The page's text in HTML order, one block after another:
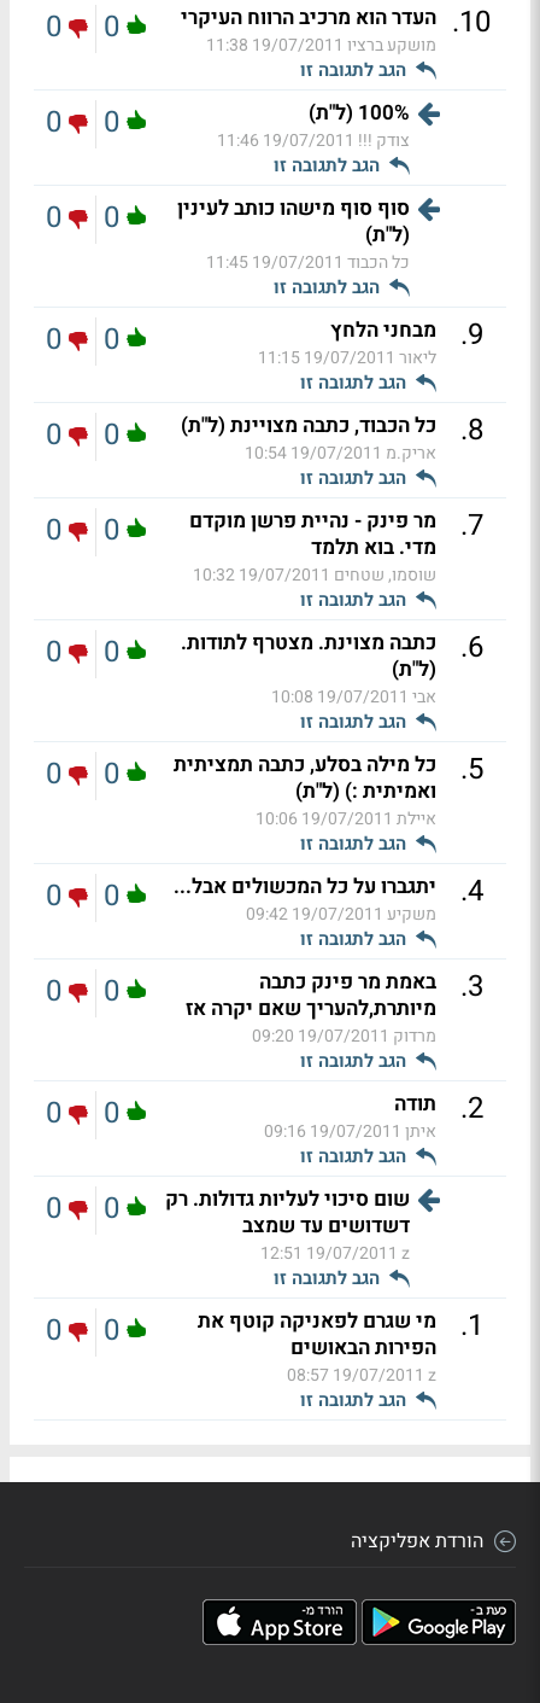
10
. העדר הוא מרכיב הרווח העיקרי
מושקע ברציו 19/07/2011 11:38
הגב לתגובה זו
0
0
100% (ל"ת)
צודק !!! 19/07/2011 11:46
הגב לתגובה זו
0
0
סוף סוף מישהו כותב לעינין
(ל"ת)
כל הכבוד 19/07/2011 11:45
הגב לתגובה זו
0
0
9
. מבחני הלחץ
ליאור 19/07/2011 11:15
הגב לתגובה זו
0
0
8
. כל הכבוד, כתבה מצויינת (ל"ת)
אריק.מ 19/07/2011 10:54
הגב לתגובה זו
0
0
7
.
מר פינק - נהיית פרשן מוקדם
מדי. בוא תלמד
שוסמו, שטחים 19/07/2011 10:32
הגב לתגובה זו
0
0
6
.
כתבה מצוינת. מצטרף לתודות.
(ל"ת)
אבי 19/07/2011 10:08
הגב לתגובה זו
0
0
5
.
כל מילה בסלע, כתבה תמציתית
ואמיתית :) (ל"ת)
איילת 19/07/2011 10:06
הגב לתגובה זו
0
0
4
. יתגברו על כל המכשולים אבל...
משקיע 19/07/2011 09:42
הגב לתגובה זו
0
0
3
.
באמת מר פינק כתבה
מיותרת,להעריך שאם יקרה אז
מרדוק 19/07/2011 09:20
הגב לתגובה זו
0
0
2
. תודה
איתן 19/07/2011 09:16
הגב לתגובה זו
0
0
שום סיכוי לעליות גדולות. רק
דשדושים עד שמצב
z
19/07/2011 12:51
הגב לתגובה זו
0
0
1
.
מי שגרם לפאניקה קוטף את
הפירות הבאושים
z
19/07/2011 08:57
הגב לתגובה זו
0
0
הורדת אפליקציה